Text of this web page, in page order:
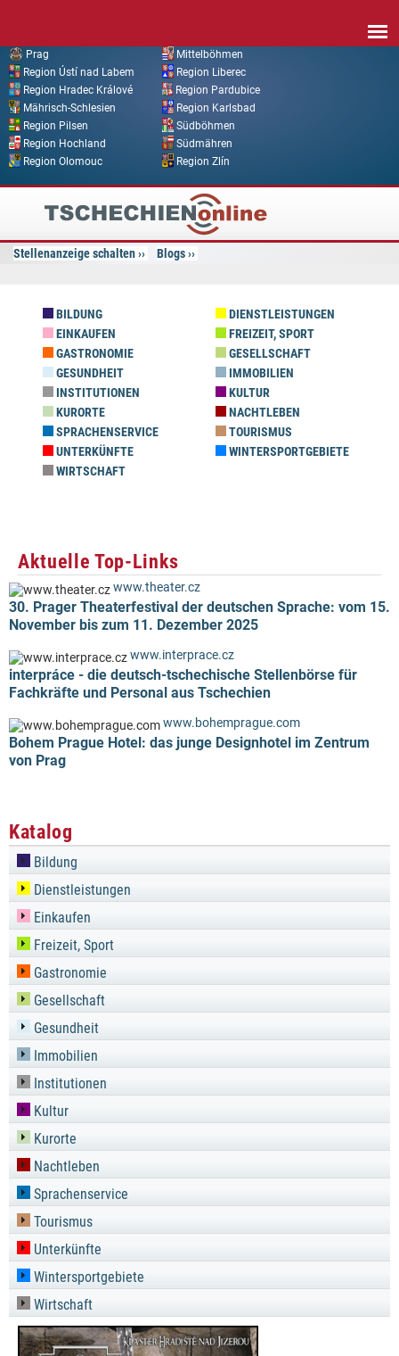
Prag
Mittelböhmen
Region Ústí nad Labem
Region Liberec
Region Hradec Králové
Region Pardubice
Mährisch-Schlesien
Region Karlsbad
Region Pilsen
Südböhmen
Region Hochland
Südmähren
Region Olomouc
Region Zlín
Tschechien
Online
Stellenanzeige schalten Blogs
BILDUNG
DIENSTLEISTUNGEN
EINKAUFEN
FREIZEIT, SPORT
GASTRONOMIE
GESELLSCHAFT
GESUNDHEIT
IMMOBILIEN
INSTITUTIONEN
KULTUR
KURORTE
NACHTLEBEN
SPRACHENSERVICE
TOURISMUS
UNTERKÜNFTE
WINTERSPORTGEBIETE
WIRTSCHAFT
Aktuelle Top-Links
www.theater.cz
30. Prager Theaterfestival der deutschen Sprache: vom 15.
November bis zum 11. Dezember 2025
www.interprace.cz
interpráce - die deutsch-tschechische Stellenbörse für
Fachkräfte und Personal aus Tschechien
www.bohemprague.com
Bohem Prague Hotel: das junge Designhotel im Zentrum
von Prag
Katalog
Bildung
Dienstleistungen
Einkaufen
Freizeit, Sport
Gastronomie
Gesellschaft
Gesundheit
Immobilien
Institutionen
Kultur
Kurorte
Nachtleben
Sprachenservice
Tourismus
Unterkünfte
Wintersportgebiete
Wirtschaft